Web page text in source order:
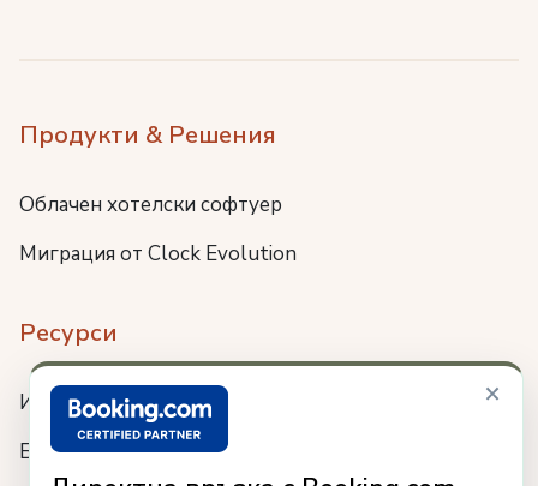
×
Продукти & Решения
Облачен хотелски софтуер
Миграция от Clock Evolution
Ресурси
Интеграции
Блог